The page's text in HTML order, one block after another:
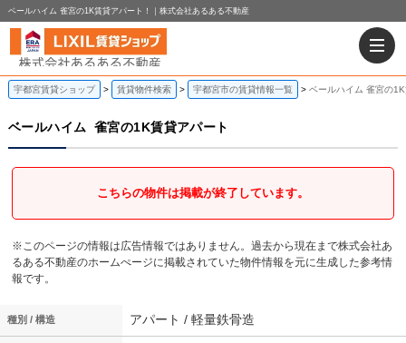
ベールハイム 雀宮の1K賃貸アパート！｜株式会社あるある不動産
宇都宮賃貸ショップ 賃貸物件検索 宇都宮市の賃貸情報一覧 ベールハイム 雀宮の
ベールハイム 雀宮の1K賃貸アパート
こちらの物件は掲載が終了しています。
※このページの情報は広告情報ではありません。過去から現在まで株式会社あ
るある不動産のホームぺージに掲載されていた物件情報を元に生成した参考情
報です。
種別 / 構造 アパート / 軽量鉄骨造